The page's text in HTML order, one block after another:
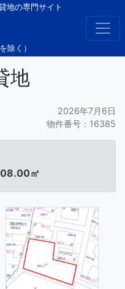
地の専門サイト
除く）
地
2026年7月6日
物件番号：16385
㎡